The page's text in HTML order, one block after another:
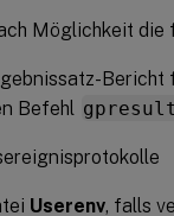
Möglichkeit
Befehl gpresult
Userenv, falls